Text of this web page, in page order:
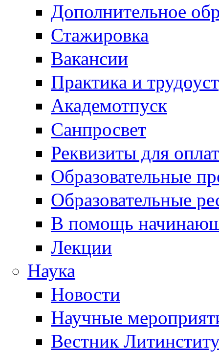
Дополнительное
Стажировка
Вакансии
Практика и
Академотпуск
Санпросвет
Реквизиты для
Образовательные
Образовательные
В помощь
Лекции
Наука
Новости
Научные
Вестник